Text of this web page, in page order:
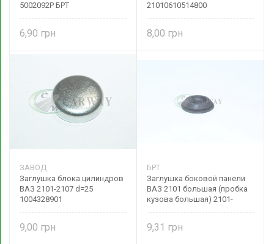
5002092Р БРТ
6,90
21010610514800
8,00
ЗАВОД
Заглушка блока цилиндров
ВАЗ 2101-2107 d=25
1004328901
9,00
БРТ
Заглушка боковой панели
ВАЗ 2101 большая (пробка
кузова большая) 2101-
9,31